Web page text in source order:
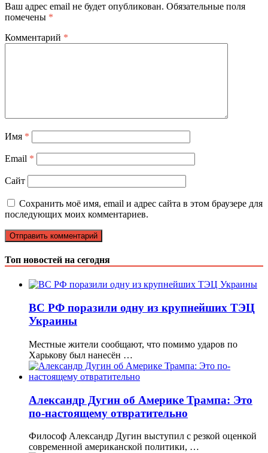
Ваш адрес email не будет опубликован. Обязательные поля
помечены *
Комментарий *
Имя *
Email *
Сайт
Сохранить моё имя, email и адрес сайта в этом браузере для
последующих моих комментариев.
Топ новостей на сегодня
ВС РФ поразили одну из крупнейших ТЭЦ
Украины
Местные жители сообщают, что помимо ударов по
Харькову был нанесён …
Александр Дугин об Америке Трампа: Это
по-настоящему отвратительно
Философ Александр Дугин выступил с резкой оценкой
современной американской политики, …